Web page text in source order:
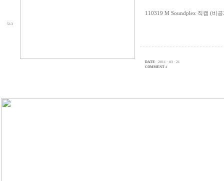
513
110319 M Soundplex 직캠 (비
DATE
2011 · 03 · 21
COMMENT 4